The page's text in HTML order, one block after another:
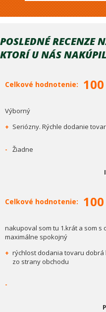
POSLEDNÉ RECENZE
KTORÍ U NÁS
Celkové hodnotenie:
Výborný
+ Seriózny. Rýchle dodanie
- Žiadne
Celkové hodnotenie:
nakupoval som tu 1.krát a som s
maximálne spokojný
+ rýchlost dodania tovaru dobrá
zo strany obchodu
-